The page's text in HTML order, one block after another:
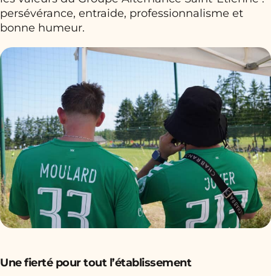
persévérance, entraide, professionnalisme et
bonne humeur.
Une fierté pour tout l’établissement